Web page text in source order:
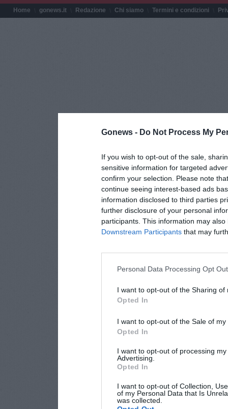
Gonews - Do Not Process My
If you wish to opt-out of the sale,
sensitive information for targeted
confirm your selection. Please note
continue seeing interest-based ads
information disclosed to third parties
further disclosure of your personal
participants. This information may
Downstream Participants that may
Personal Data Processing Opt
I want to opt-out of the Sharing of
Opted In
I want to opt-out of the Sale of
Opted In
I want to opt-out of processing
Advertising.
Opted In
I want to opt-out of Collection,
of my Personal Data that Is
was collected.
Home gonews.it Redazione Chi siamo Termini e condizioni